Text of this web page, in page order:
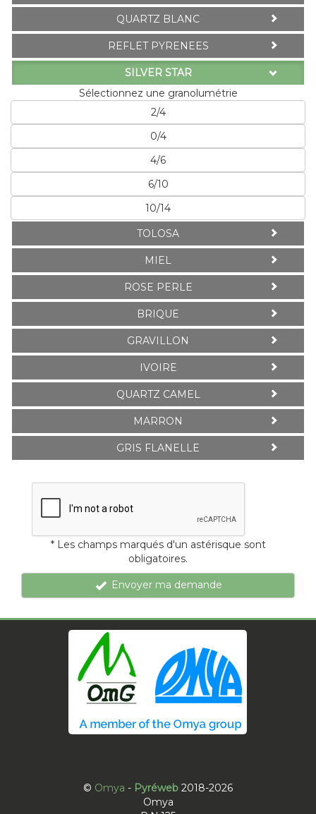
QUARTZ BLANC
REFLET PYRENEES
SILVER STAR
Sélectionnez une granolumétrie
2/4
0/4
4/6
6/10
10/14
TOLOSA
MIEL
ROSE PERLE
BRIQUE
GRAVILLON
IVOIRE
QUARTZ CAMEL
MARRON
GRIS FLANELLE
* Les champs marqués d'un astérisque sont
obligatoires.
Envoyer ma demande
© Omya - Pyréweb2018-2026
Omya